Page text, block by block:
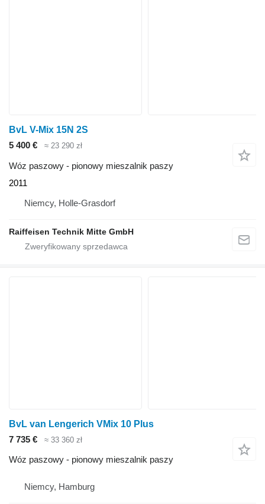
BvL V-Mix 15N 2S
5 400 €
≈ 23 290 zł
Wóz paszowy - pionowy mieszalnik paszy
2011
Niemcy, Holle-Grasdorf
Raiffeisen Technik Mitte GmbH
BvL van Lengerich VMix 10 Plus
7 735 €
≈ 33 360 zł
Wóz paszowy - pionowy mieszalnik paszy
Niemcy, Hamburg